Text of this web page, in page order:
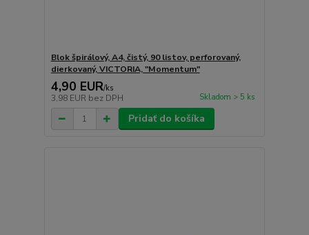
Blok špirálový, A4, čistý, 90 listov, perforovaný,
dierkovaný, VICTORIA, "Momentum"
4,90 EUR/ks
3,98 EUR bez DPH Skladom > 5 ks
Pridať do košíka